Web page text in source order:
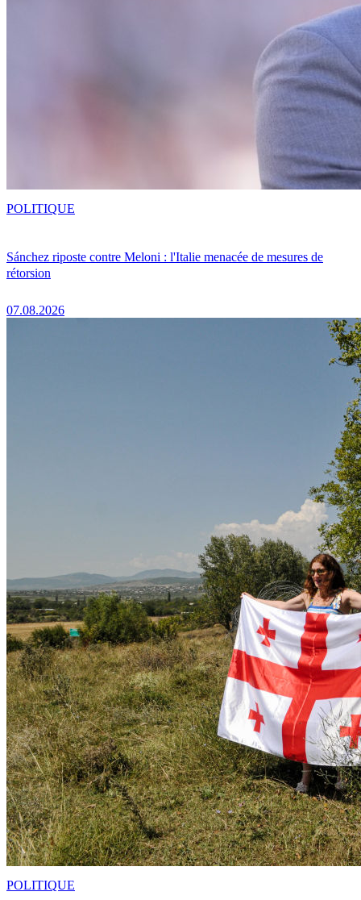
Sánchez riposte contre Meloni : l'Italie menacée de mesures de
rétorsion
07.08.2026
POLITIQUE
POLITIQUE